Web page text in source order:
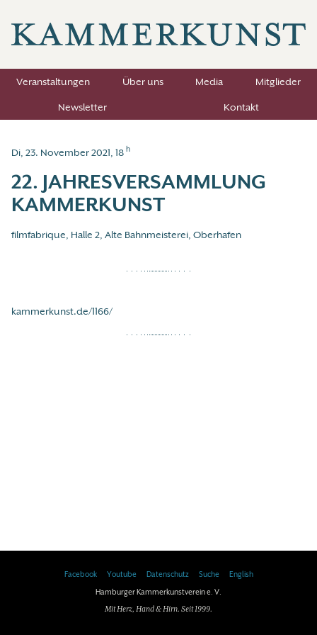
Veranstaltungen Über uns Media
Mitglieder
Newsletter
Kontakt
Di, 23. November 2021, 18 h
22. JAHRESVERSAMMLUNG
KAMMERKUNST
filmfabrique, Halle 2, Alte Bahnmeisterei, Oberhafen
kammerkunst.de/1166/
Facebook Youtube Datenschutz Suche
English
Hamburger Kammerkunstverein e. V.
Mit Herz, Hand & Hirn. Seit 1999.